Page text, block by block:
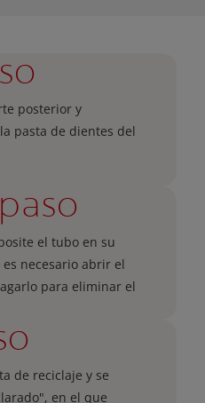
posterior y
pasta de dientes del
el tubo en su
necesario abrir el
para eliminar el
de reciclaje y se
en el que